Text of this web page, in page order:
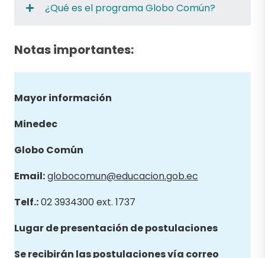
¿Qué es el programa Globo Común?
Notas importantes:
Mayor información
Minedec
Globo Común
Email:globocomun@educacion.gob.ec
Telf.:02 3934300 ext. 1737
Lugar de presentación de postulaciones
Se recibirán las postulaciones vía correo